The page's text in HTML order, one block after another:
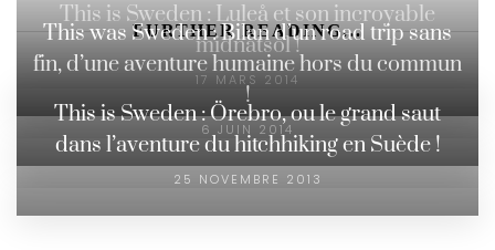
FURTHER READING...
This is Sweden : Luleå et son incroyable
midnatsol !
17 MARS 2014
This was Sweden : Bilan d’un road trip sans
fin, d’une aventure humaine hors du commun
!
6 JUIN 2014
This is Sweden : Örebro, ou le grand saut
dans l’aventure du hitchhiking en Suède !
25 NOVEMBRE 2013